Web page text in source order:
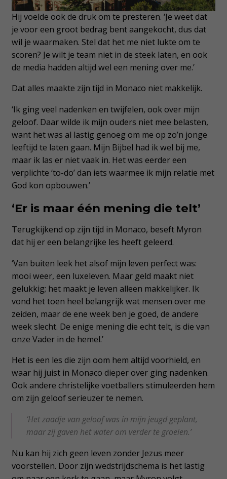
Hij voelde ook de druk om te presteren. ‘Je weet dat
je voor een groot bedrag bent aangekocht, dus dat
wil je waarmaken. Stel dat het me niet lukte om te
scoren? Je wilt je team niet in de steek laten, en ook
de media hadden altijd wel een mening over me.’
Dat alles maakte zijn tijd in Monaco niet makkelijk.
‘Ik ging veel nadenken en twijfelen, ook over mijn
geloof. Daar wilde ik mijn ouders niet mee belasten,
want het was al lastig genoeg om me op zo’n jonge
leeftijd te laten gaan. Mijn Bijbel had ik wel bij me,
maar ik las er niet vaak in. Het was eerder een
verplichte ‘to-do’ dan iets waarmee ik mijn relatie met
God kon opbouwen.’
‘Er is maar één mening die telt’
Terugkijkend op zijn tijd in Monaco, beseft Myron
dat hij er een belangrijke les heeft geleerd.
‘Van buiten leek het alsof mijn leven perfect was:
mooi weer, een luxeleven. Maar geld maakt niet
gelukkig; het maakt je leven alleen makkelijker. Ik
vond het toen heel belangrijk wat mensen over me
zeiden, maar de ene week ben je goed, de andere
week slecht. De enige mening die echt telt, is die van
onze Vader in de hemel.’
Het is een les die zijn oom hem altijd voorhield, en
waar hij juist in Monaco dieper over ging nadenken.
Ook andere christelijke voetballers stimuleerden hem
om zijn geloof serieuzer te nemen.
‘Het zaadje van geloof was in mijn jeugd geplant,
maar zij gaven het water om verder te groeien.’
Nu kan hij zich geen leven zonder Jezus meer
voorstellen. Door zijn wedstrijdschema is het lastig